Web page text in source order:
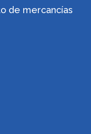
de mercancías